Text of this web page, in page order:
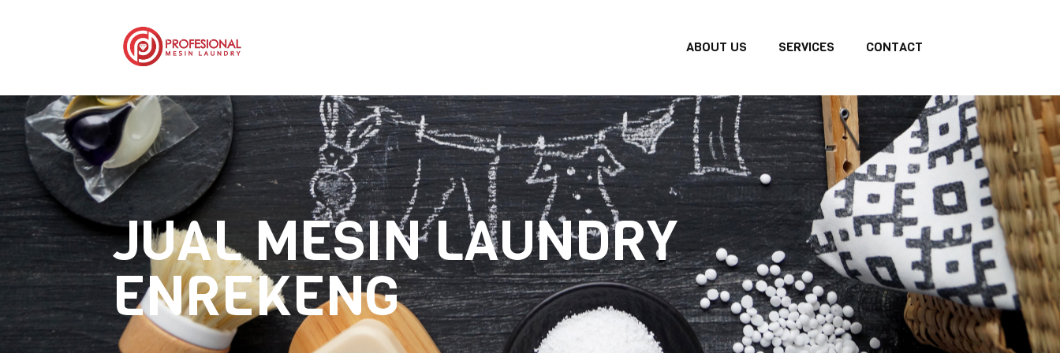
ABOUT US SERVICES CONTACT
JUAL MESIN LAUNDRY
ENREKENG